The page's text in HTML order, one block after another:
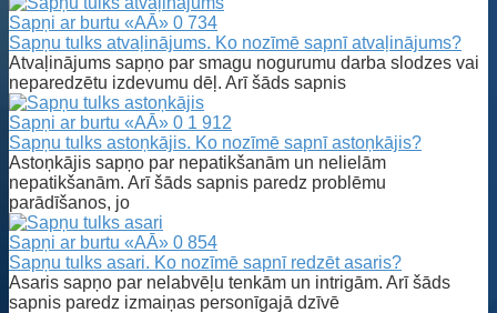
Sapņi ar burtu «AĀ» 0 734
Sapņu tulks atvaļinājums. Ko nozīmē sapnī atvaļinājums?
Atvaļinājums sapņo par smagu nogurumu darba slodzes vai
neparedzētu izdevumu dēļ. Arī šāds sapnis
Sapņi ar burtu «AĀ» 0 1 912
Sapņu tulks astoņkājis. Ko nozīmē sapnī astoņkājis?
Astoņkājis sapņo par nepatikšanām un nelielām
nepatikšanām. Arī šāds sapnis paredz problēmu
parādīšanos, jo
Sapņi ar burtu «AĀ» 0 854
Sapņu tulks asari. Ko nozīmē sapnī redzēt asaris?
Asaris sapņo par nelabvēļu tenkām un intrigām. Arī šāds
sapnis paredz izmaiņas personīgajā dzīvē